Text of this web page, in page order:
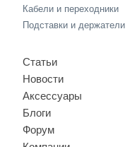
Кабели и переходники
Подставки и держатели
Статьи
Новости
Аксессуары
Блоги
Форум